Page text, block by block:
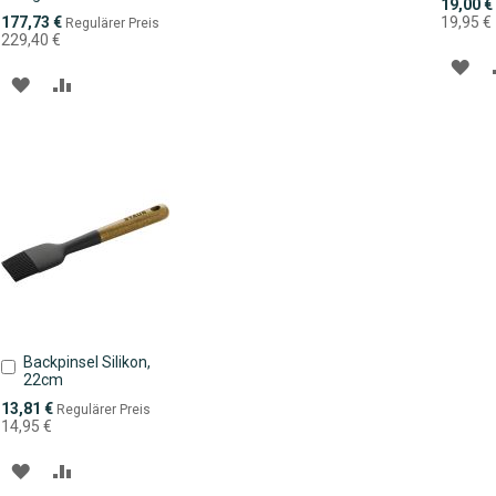
Sonderpreis
177,73 € Regulärer Preis
229,40 €
ZUR
19,00 €
19,95 €
Backpinsel Silikon,
22cm
Sonderpreis
13,81 € Regulärer Preis
14,95 €
In
den
Warenkorb
ZUR